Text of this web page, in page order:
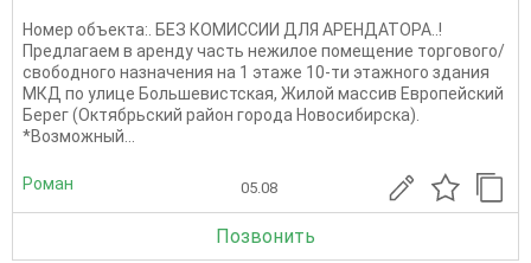
Номер объекта:. БЕЗ КОМИССИИ ДЛЯ АРЕНДАТОРА..!
Предлагаем в аренду часть нежилое помещение торгового/
свободного назначения на 1 этаже 10-ти этажного здания
МКД по улице Большевистская, Жилой массив Европейский
Берег (Октябрьский район города Новосибирска).
*Возможный...
Роман 05.08
Позвонить